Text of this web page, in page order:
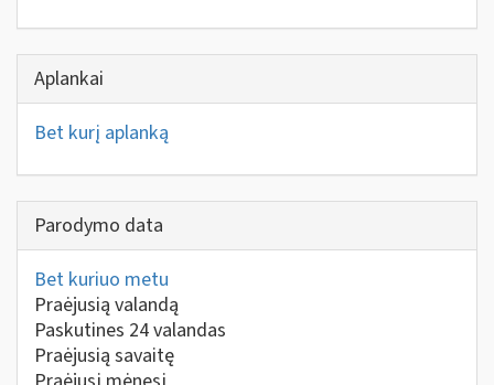
Aplankai
Bet kurį aplanką
Parodymo data
Bet kuriuo metu
Praėjusią valandą
Paskutines 24 valandas
Praėjusią savaitę